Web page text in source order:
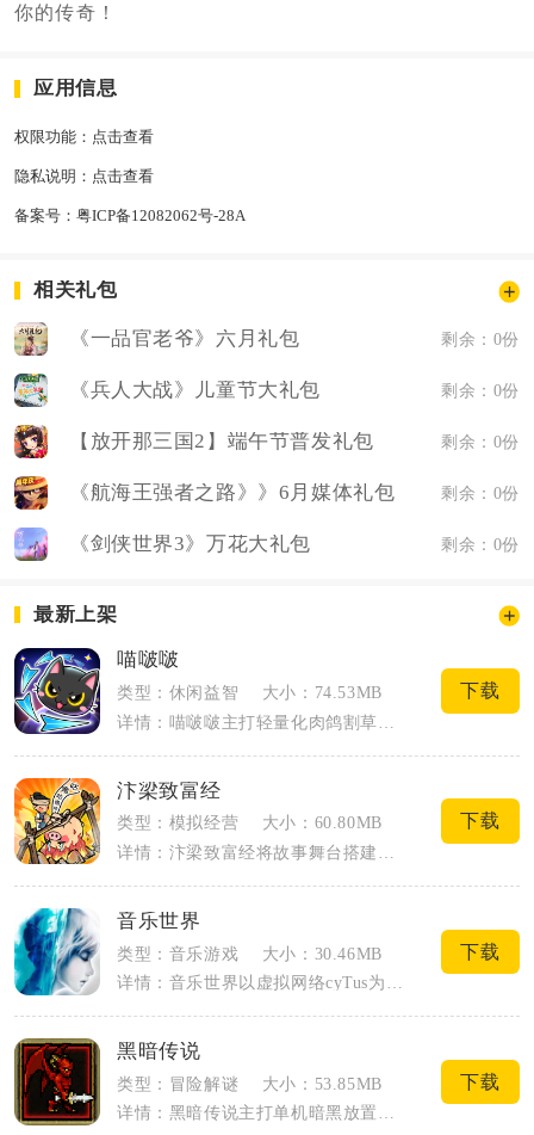
你的传奇！
应用信息
权限功能： 点击查看
隐私说明： 点击查看
备案号： 粤ICP备12082062号-28A
相关礼包
《一品官老爷》六月礼包 剩余：0份
《兵人大战》儿童节大礼包 剩余：0份
【放开那三国2】端午节普发礼包 剩余：0份
《航海王强者之路》》6月媒体礼包 剩余：0份
《剑侠世界3》万花大礼包 剩余：0份
最新上架
喵啵啵
类型：休闲益智
大小：74.53MB
下载
汴梁致富经
类型：模拟经营
大小：60.80MB
下载
音乐世界
类型：音乐游戏
大小：30.46MB
下载
黑暗传说
类型：冒险解谜
大小：53.85MB
下载